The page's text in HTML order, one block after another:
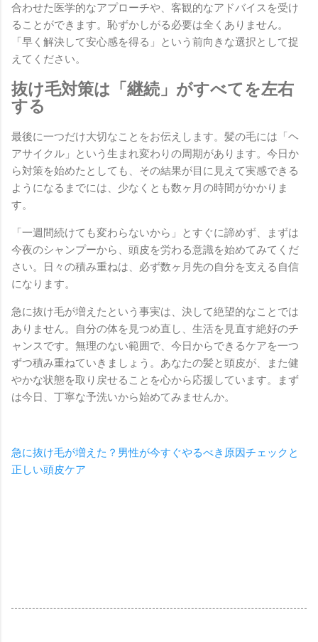
合わせた医学的なアプローチや、客観的なアドバイスを受け
ることができます。恥ずかしがる必要は全くありません。
「早く解決して安心感を得る」という前向きな選択として捉
えてください。
抜け毛対策は「継続」がすべてを左右
する
最後に一つだけ大切なことをお伝えします。髪の毛には「ヘ
アサイクル」という生まれ変わりの周期があります。今日か
ら対策を始めたとしても、その結果が目に見えて実感できる
ようになるまでには、少なくとも数ヶ月の時間がかかりま
す。
「一週間続けても変わらないから」とすぐに諦めず、まずは
今夜のシャンプーから、頭皮を労わる意識を始めてみてくだ
さい。日々の積み重ねは、必ず数ヶ月先の自分を支える自信
になります。
急に抜け毛が増えたという事実は、決して絶望的なことでは
ありません。自分の体を見つめ直し、生活を見直す絶好のチ
ャンスです。無理のない範囲で、今日からできるケアを一つ
ずつ積み重ねていきましょう。あなたの髪と頭皮が、また健
やかな状態を取り戻せることを心から応援しています。まず
は今日、丁寧な予洗いから始めてみませんか。
急に抜け毛が増えた？男性が今すぐやるべき原因チェックと
正しい頭皮ケア